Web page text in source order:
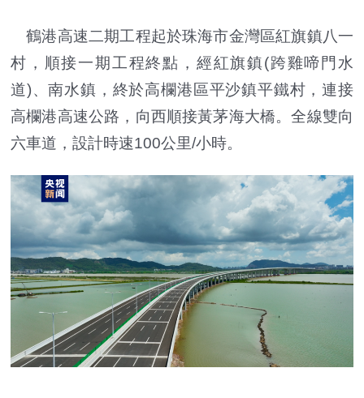
鶴港高速二期工程起於珠海市金灣區紅旗鎮八一
村，順接一期工程終點，經紅旗鎮(跨雞啼門水
道)、南水鎮，終於高欄港區平沙鎮平鐵村，連接
高欄港高速公路，向西順接黃茅海大橋。全線雙向
六車道，設計時速100公里/小時。